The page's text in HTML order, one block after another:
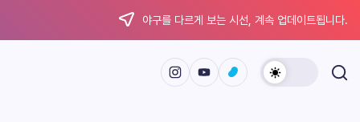
야구를 다르게 보는 시선, 계속 업데이트됩니다.